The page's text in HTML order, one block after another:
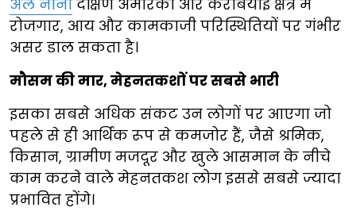
अल नीनो दक्षिण अमेरिका और कैरेबियाई क्षेत्र में
रोजगार, आय और कामकाजी परिस्थितियों पर गंभीर
असर डाल सकता है।
मौसम की मार, मेहनतकशों पर सबसे भारी
इसका सबसे अधिक संकट उन लोगों पर आएगा जो
पहले से ही आर्थिक रूप से कमजोर हैं, जैसे श्रमिक,
किसान, ग्रामीण मजदूर और खुले आसमान के नीचे
काम करने वाले मेहनतकश लोग इससे सबसे ज्यादा
प्रभावित होंगे।